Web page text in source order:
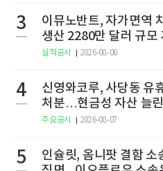
3
이뮤노반트, 자가면역
생산 2280만 달러 규모
실적공시 2026-08-06
4
신영와코루, 사당동 유
처분…현금성 자산 늘
주요공시 2026-08-07
5
인슐릿, 옴니팟 결함 소